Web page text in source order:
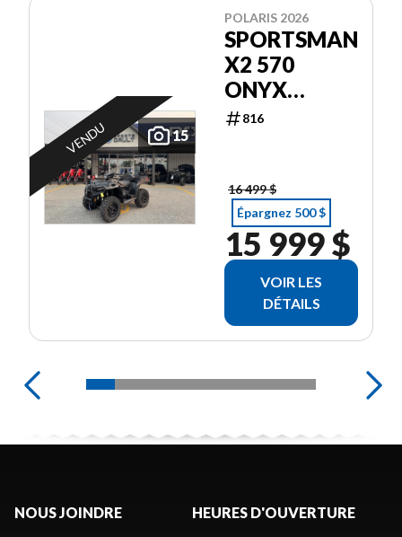
15
VENDU
POLARIS 2026
SPORTSMAN
X2 570
ONYX
BLACK
816
16 499 $
Épargnez 500 $
15 999 $
VOIR LES
DÉTAILS
NOUS JOINDRE HEURES D'OUVERTURE